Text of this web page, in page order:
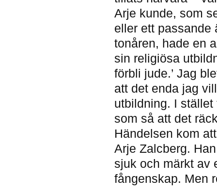
Arje kunde, som
eller ett passande
tonåren, hade en
sin religiösa
förbli jude.’ Jag
att det enda jag
utbildning. I
som så att det
Händelsen kom
Arje Zalcberg.
sjuk och märkt av
fångenskap. Men